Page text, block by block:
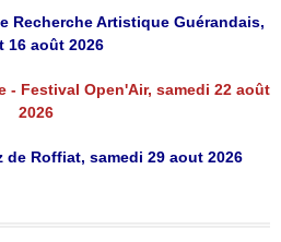
Recherche Artistique Guérandais,
16 août 2026
- Festival Open'Air, samedi 22 août
2026
de Roffiat, samedi 29 aout 2026